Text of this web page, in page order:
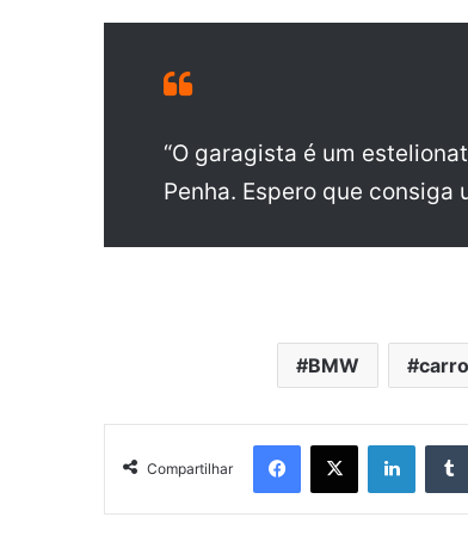
“O garagista é um
Penha. Espero que consiga
BMW carro
Compartilhar